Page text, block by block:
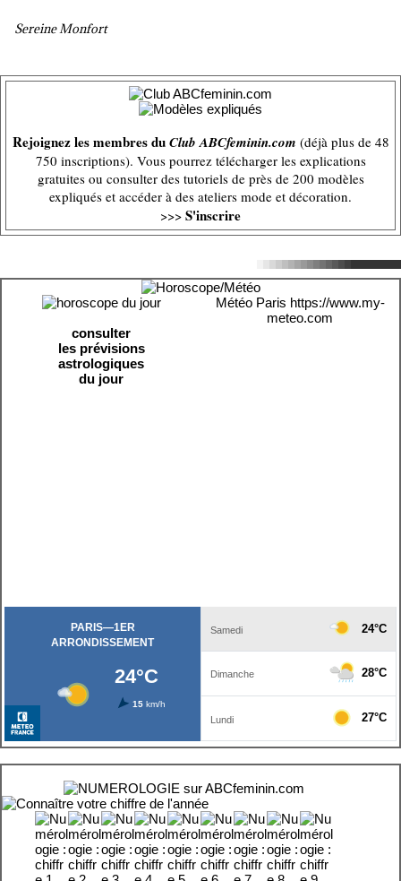
Sereine Monfort
Rejoignez les membres duClub ABCfeminin.com (déjà plus de 48
750 inscriptions). Vous pourrez télécharger les explications
gratuites ou consulter des tutoriels de près de 200 modèles
expliqués et accéder à des ateliers mode et décoration.
>>> S'inscrire
consulter
les prévisions
astrologiques
du jour
Météo Paris https://www.my-
meteo.com